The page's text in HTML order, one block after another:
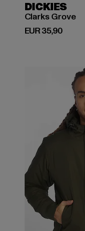
DICKIES
Clarks Grove
EUR 35,90
Huidige prijs: